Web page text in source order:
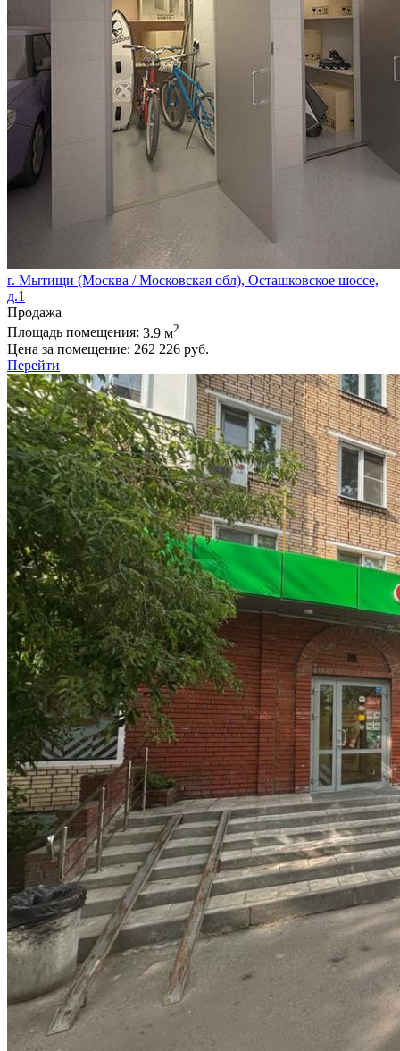
г. Мытищи (Москва / Московская обл), Осташковское шоссе,
д.1
Продажа
Площадь помещения: 3.9 м2
Цена за помещение: 262 226 руб.
Перейти